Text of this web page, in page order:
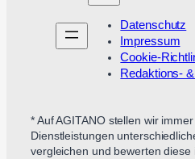
Datenschutz
Impressum
Cookie-
Redaktions-
* Auf AGITANO stellen wir
Dienstleistungen
vergleichen und bewerten diese